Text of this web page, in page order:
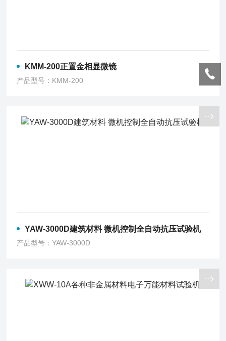
KMM-200正置金相显微镜
产品型号：KMM-200
YAW-3000D建筑材料 微机控制全自动抗压试验机
产品型号：YAW-3000D